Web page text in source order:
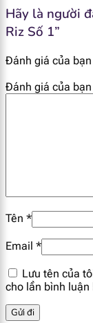
id="1928"]
id="1967"]
id="1969"]
id="1935"]
id="1938"]
Hãy là người
Riz Số 1”
Đánh giá của bạn
Đánh giá của bạn
Tên *
Email *
Lưu tên của
cho lần bình